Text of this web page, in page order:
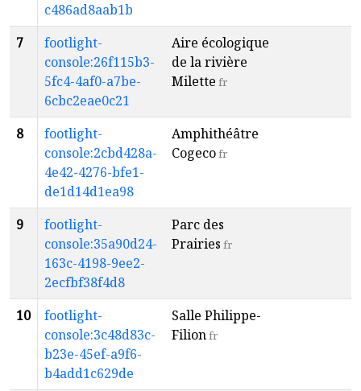
c486ad8aab1b
7
footlight-
console:26f115b3-
5fc4-4af0-a7be-
6cbc2eae0c21
Aire écologique
de la rivière
Milette fr
8
footlight-
console:2cbd428a-
4e42-4276-bfe1-
de1d14d1ea98
Amphithéâtre
Cogecofr
9
footlight-
console:35a90d24-
163c-4198-9ee2-
2ecfbf38f4d8
Parc des
Prairies fr
10
footlight-
console:3c48d83c-
b23e-45ef-a9f6-
b4add1c629de
Salle Philippe-
Filionfr